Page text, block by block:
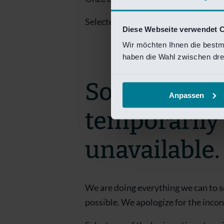
Diese Webseite verwendet
Wir möchten Ihnen die
haben die Wahl zwischen
Anpassen
Selecteer een van de login opties
Sorry! This
temporarily
unavailable.
We are doing everything we can to
possible. We apologize for the